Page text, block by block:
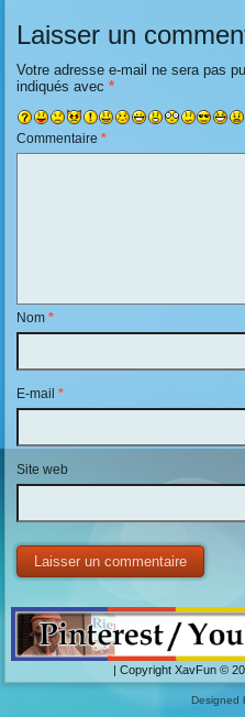
Laisser un
Votre adresse e-mail ne sera pas
indiqués avec*
Commentaire*
Nom*
E-mail*
Site web
| Copyright XavFun ©
Designed